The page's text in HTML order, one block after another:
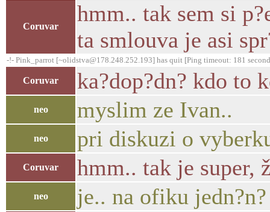
Coruvar
hmm.. tak sem si
ta smlouva je asi
-!- Pink_parrot [~olidstva@178.248.252.193] has quit [Ping timeout: 181
Coruvar ka?dop?dn? kdo to
neo myslim ze Ivan..
neo pri diskuzi o
Coruvar hmm.. tak je super,
neo je.. na ofiku